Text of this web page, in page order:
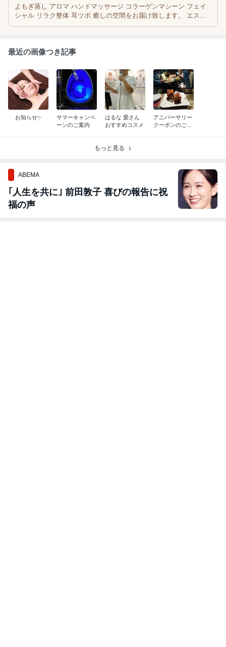
よもぎ蒸し アロマ ハンドマッサージ コラーゲンマシーン フェイ
シャル リラク整体 耳ツボ 癒しの空間をお届け致します。 エステ
サロン・モレ（℡090-8902-3088）
最近の画像つき記事
お知らせ✨
サマーキャンペ
ーンのご案内
はるな 愛さん
おすすめコスメ
アニバーサリー
クーポンのご案
もっと見る
ABEMA
｢人生を共に｣ 前田敦子 喜びの報告に祝
福の声